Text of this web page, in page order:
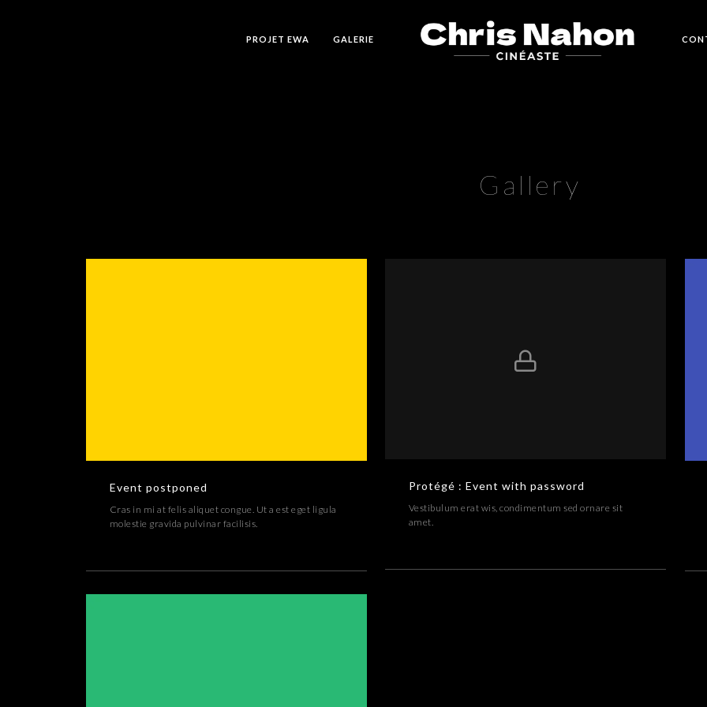
PROJET EWA GALERIE
Gallery
Event postponed
Cras in mi at felis aliquet congue. Ut a est eget ligula
molestie gravida pulvinar facilisis.
Protégé : Event with password
Vestibulum erat wis, condimentum sed ornare sit
amet.